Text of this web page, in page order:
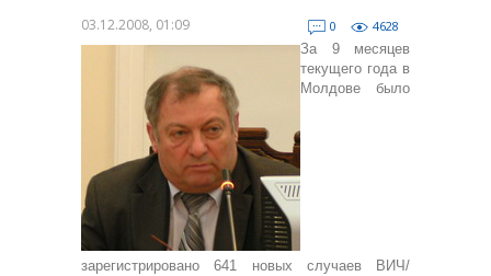
03.12.2008, 01:09 0
4628
За 9 месяцев
текущего года в
Молдове было
зарегистрировано 641 новых случаев ВИЧ/